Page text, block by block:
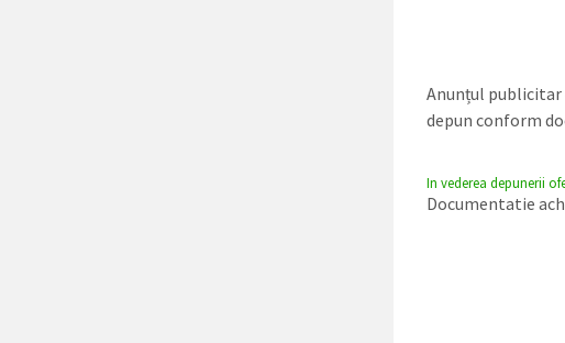
Anunțul publicitar
depun conform
In vederea depunerii
Documentatie